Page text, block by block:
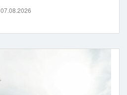
07.08.2026